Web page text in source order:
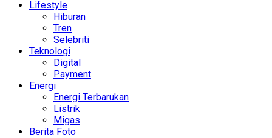
Lifestyle
Hiburan
Tren
Selebriti
Teknologi
Digital
Payment
Energi
Energi Terbarukan
Listrik
Migas
Berita Foto